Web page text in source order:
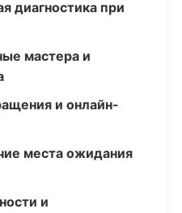
диагностика при
мастера и
и онлайн-
места ожидания
и